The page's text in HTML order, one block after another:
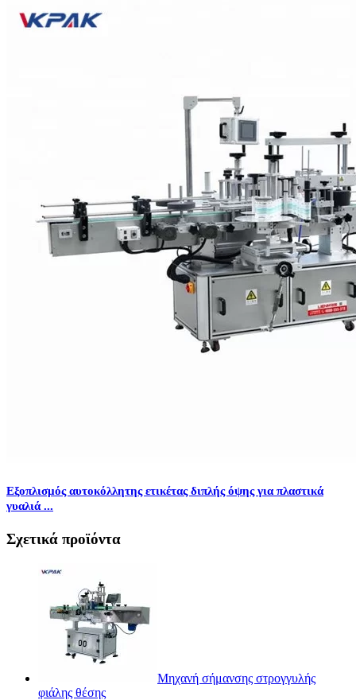
Εξοπλισμός αυτοκόλλητης ετικέτας διπλής όψης για πλαστικά
γυαλιά ...
Σχετικά προϊόντα
Μηχανή σήμανσης στρογγυλής
φιάλης θέσης